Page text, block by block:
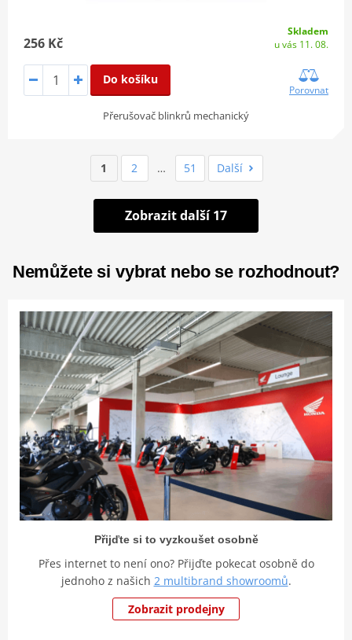
256 Kč
Skladem
u vás 11. 08.
Do košíku
Porovnat
Přerušovač blinkrů mechanický
1 2 … 51 Další
Zobrazit další 17
Nemůžete si vybrat nebo se rozhodnout?
Přijďte si to vyzkoušet osobně
Přes internet to není ono? Přijďte pokecat osobně do
jednoho z našich 2 multibrand showroomů.
Zobrazit prodejny